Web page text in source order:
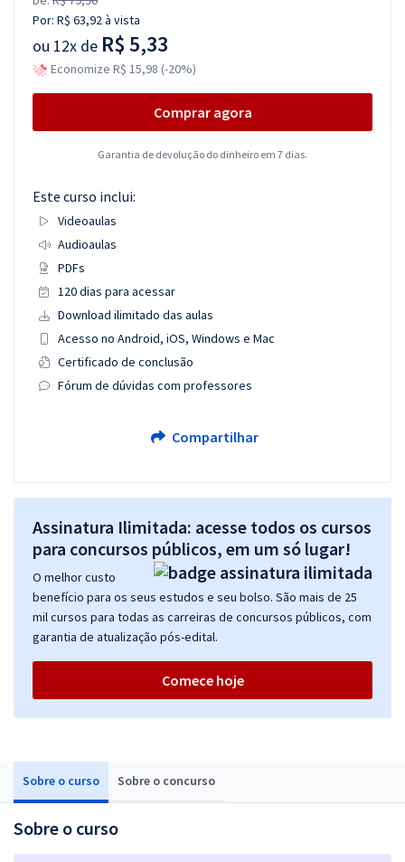
Sobre o curso Sobre o concurso
Sobre o curso
Por: R$ 63,92à vista
ou 12x de R$ 5,33
Economize R$ 15,98 (-20%)
Comprar agora
Garantia de devolução do dinheiro em 7 dias.
Este curso inclui:
Videoaulas
Audioaulas
PDFs
120 dias para acessar
Download ilimitado das aulas
Acesso no Android, iOS, Windows e Mac
Certificado de conclusão
Fórum de dúvidas com professores
Compartilhar
Assinatura Ilimitada: acesse todos os cursos
para concursos públicos, em um só lugar!
O melhor custo
benefício para os seus estudos e seu bolso. São mais de 25
mil cursos para todas as carreiras de concursos públicos, com
garantia de atualização pós-edital.
Comece hoje